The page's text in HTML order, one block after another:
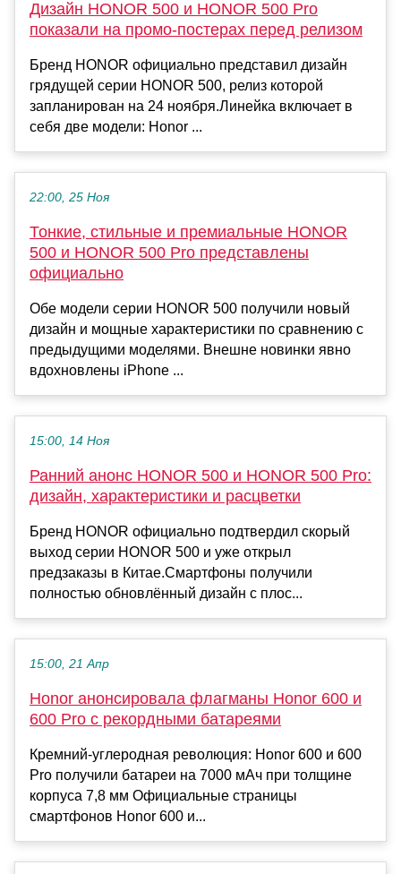
Дизайн HONOR 500 и HONOR 500 Pro
показали на промо-постерах перед релизом
Бренд HONOR официально представил дизайн
грядущей серии HONOR 500, релиз которой
запланирован на 24 ноября.Линейка включает в
себя две модели: Honor ...
22:00, 25 Ноя
Тонкие, стильные и премиальные HONOR
500 и HONOR 500 Pro представлены
официально
Обе модели серии HONOR 500 получили новый
дизайн и мощные характеристики по сравнению с
предыдущими моделями. Внешне новинки явно
вдохновлены iPhone ...
15:00, 14 Ноя
Ранний анонс HONOR 500 и HONOR 500 Pro:
дизайн, характеристики и расцветки
Бренд HONOR официально подтвердил скорый
выход серии HONOR 500 и уже открыл
предзаказы в Китае.Смартфоны получили
полностью обновлённый дизайн с плос...
15:00, 21 Апр
Honor анонсировала флагманы Honor 600 и
600 Pro с рекордными батареями
Кремний-углеродная революция: Honor 600 и 600
Pro получили батареи на 7000 мАч при толщине
корпуса 7,8 мм Официальные страницы
смартфонов Honor 600 и...